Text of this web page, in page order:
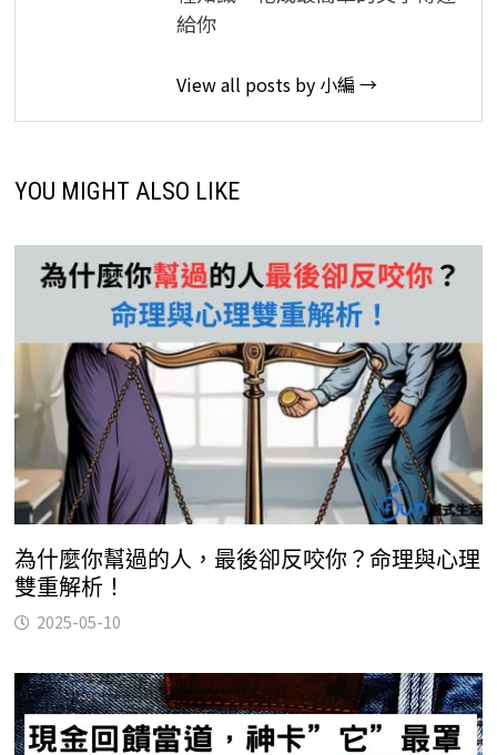
給你
View all posts by 小編 →
YOU MIGHT ALSO LIKE
為什麼你幫過的人，最後卻反咬你？命理與心理
雙重解析！
2025-05-10